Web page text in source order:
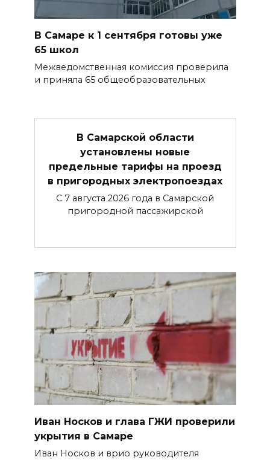
В Самаре к 1 сентября готовы уже
65 школ
Межведомственная комиссия проверила
и приняла 65 общеобразовательных
В Самарской области
установлены новые
предельные тарифы на проезд
в пригородных электропоездах
С 7 августа 2026 года в Самарской
пригородной пассажирской
Иван Носков и глава ГЖИ проверили
укрытия в Самаре
Иван Носков и врио руководителя